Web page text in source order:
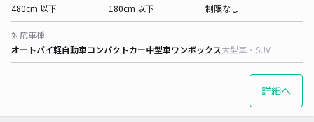
480cm 以下
180cm 以下
制限なし
対応車種
オートバイ軽自動車コンパクトカー中型車ワンボックス大型車・SUV
詳細へ